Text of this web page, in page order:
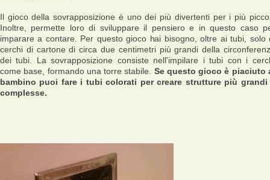
Il gioco della sovrapposizione è uno dei più divertenti per i più
Inoltre, permette loro di sviluppare il pensiero e in questo caso
imparare a contare. Per questo gioco hai bisogno, oltre ai tubi, solo
cerchi di cartone di circa due centimetri più grandi della
dei tubi. La sovrapposizione consiste nell'impilare i tubi con i
come base, formando una torre stabile. Se questo gioco è piaciuto
bambino puoi fare i tubi colorati per creare strutture più grandi
complesse.